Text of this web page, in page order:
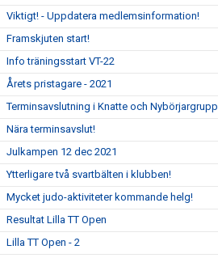
Viktigt! - Uppdatera medlemsinformation!
Framskjuten start!
Info träningsstart VT-22
Årets pristagare - 2021
Terminsavslutning i Knatte och Nybörjargrupp
Nära terminsavslut!
Julkampen 12 dec 2021
Ytterligare två svartbälten i klubben!
Mycket judo-aktiviteter kommande helg!
Resultat Lilla TT Open
Lilla TT Open - 2